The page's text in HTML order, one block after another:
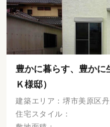
豊かに暮らす、豊かに
Ｋ様邸）
建築エリア：堺市美原区
住宅スタイル：